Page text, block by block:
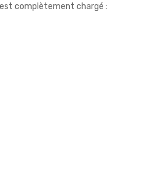
est complètement chargé :